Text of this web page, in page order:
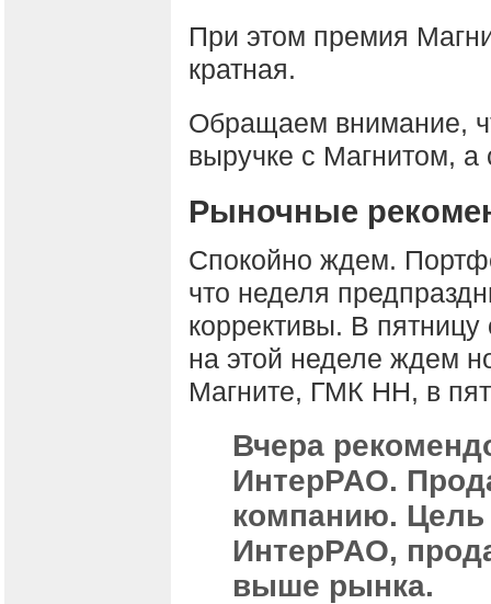
При этом премия
кратная.
Обращаем внимание,
выручке с Магнитом, а
Рыночные
Спокойно ждем.
что неделя
коррективы. В
на этой неделе ждем
Магните, ГМК НН, в
Вчера
ИнтерРАО.
компанию. Цель
ИнтерРАО,
выше рынка.